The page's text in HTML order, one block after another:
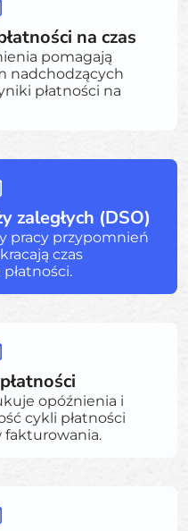
na czas
pomagają
nadchodzących
płatności na
zaległych (DSO)
pracy przypomnień
czas
opóźnienia i
cykli płatności
fakturowania.